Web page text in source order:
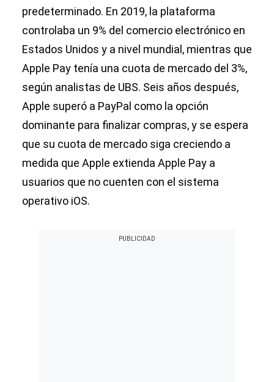
predeterminado. En 2019, la plataforma
controlaba un 9% del comercio electrónico en
Estados Unidos y a nivel mundial, mientras que
Apple Pay tenía una cuota de mercado del 3%,
según analistas de UBS. Seis años después,
Apple superó a PayPal como la opción
dominante para finalizar compras, y se espera
que su cuota de mercado siga creciendo a
medida que Apple extienda Apple Pay a
usuarios que no cuenten con el sistema
operativo iOS.